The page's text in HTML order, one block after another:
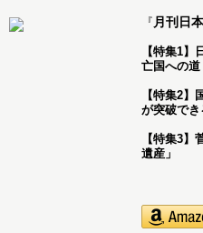
『 月刊日
【特集1
亡国への道
【特集2】
が突破でき
【特集3】
遺産」